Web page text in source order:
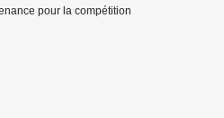
pour la compétition